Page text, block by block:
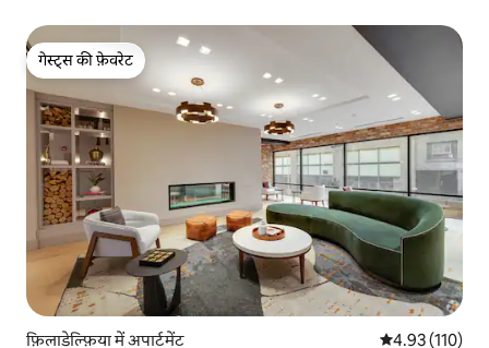
गेस्ट्स की फ़ेवरेट
गेस्ट्स की फ़ेवरेट
फ़िलाडेल्फ़िया में अपार्टमेंट औसत रेटिंग 5 में से
4.93 (110)